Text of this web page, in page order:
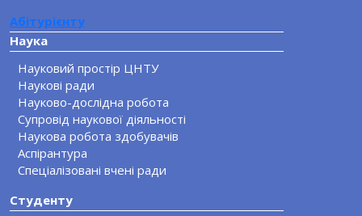
Абітурієнту
Наука
Науковий простір ЦНТУ
Наукові ради
Науково-дослідна робота
Супровід наукової діяльності
Наукова робота здобувачів
Аспірантура
Спеціалізовані вчені ради
Студенту